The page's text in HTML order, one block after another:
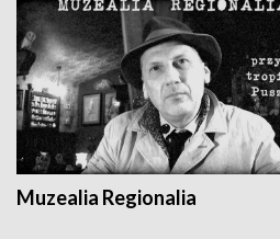
Muzealia Regionalia